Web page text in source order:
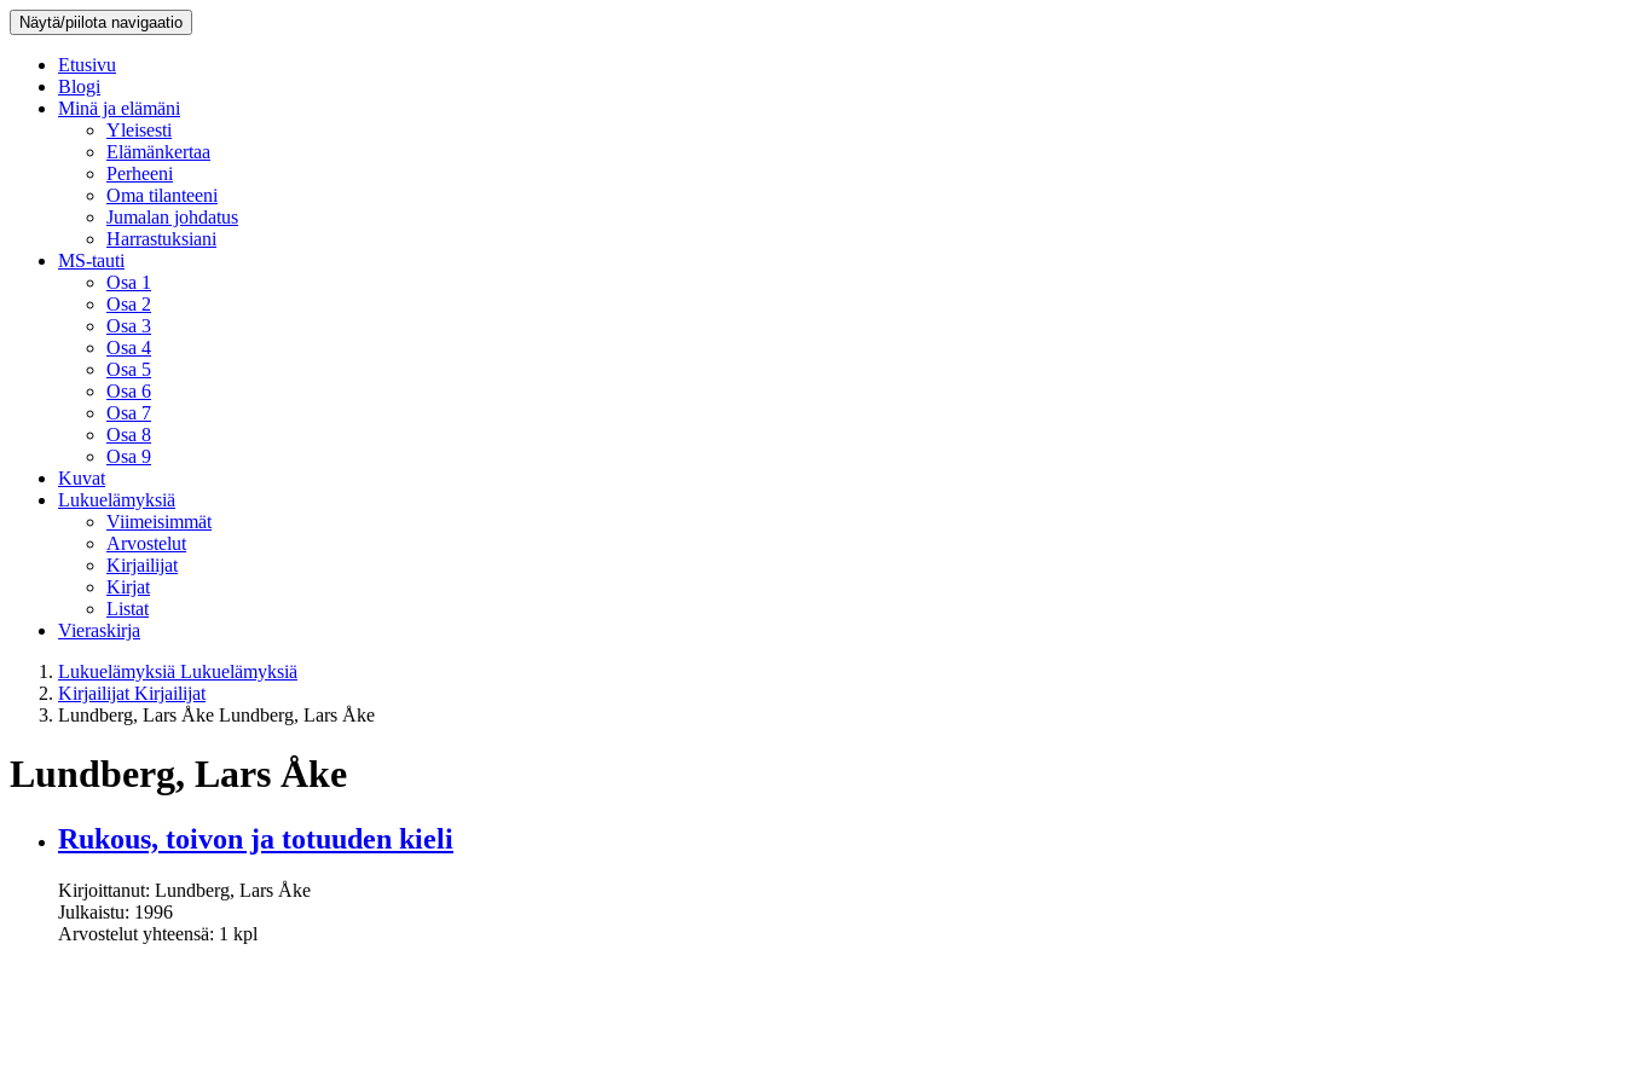
Näytä/piilota navigaatio
Etusivu
Blogi
Minä ja elämäni
Yleisesti
Elämänkertaa
Perheeni
Oma tilanteeni
Jumalan johdatus
Harrastuksiani
MS-tauti
Osa 1
Osa 2
Osa 3
Osa 4
Osa 5
Osa 6
Osa 7
Osa 8
Osa 9
Kuvat
Lukuelämyksiä
Viimeisimmät
Arvostelut
Kirjailijat
Kirjat
Listat
Vieraskirja
Lukuelämyksiä Lukuelämyksiä
Kirjailijat Kirjailijat
Lundberg, Lars Åke Lundberg, Lars Åke
Lundberg, Lars Åke
Rukous, toivon ja totuuden kieli
Kirjoittanut: Lundberg, Lars Åke
Julkaistu: 1996
Arvostelut yhteensä: 1 kpl